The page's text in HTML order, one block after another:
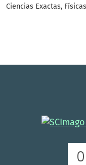
Ciencias Exactas,